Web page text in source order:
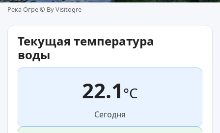
Река Огре © By Visitogre
Текущая температура
воды
22.1°C
Сегодня